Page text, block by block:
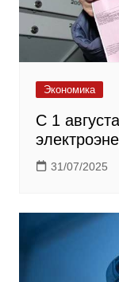
Экономика
С 1
31/07/2025